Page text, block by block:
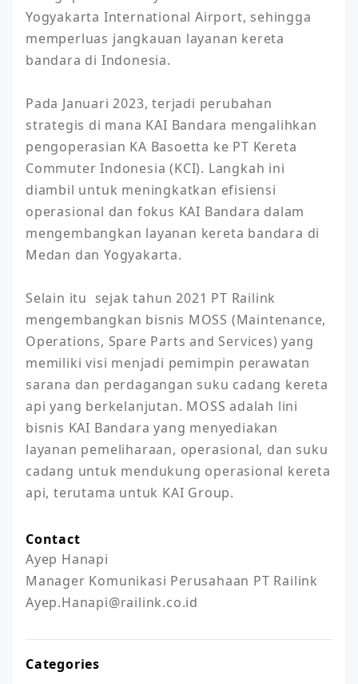
Yogyakarta International Airport, sehingga
memperluas jangkauan layanan kereta
bandara di Indonesia.
Pada Januari 2023, terjadi perubahan
strategis di mana KAI Bandara mengalihkan
pengoperasian KA Basoetta ke PT Kereta
Commuter Indonesia (KCI). Langkah ini
diambil untuk meningkatkan efisiensi
operasional dan fokus KAI Bandara dalam
mengembangkan layanan kereta bandara di
Medan dan Yogyakarta.
Selain itu  sejak tahun 2021 PT Railink
mengembangkan bisnis MOSS (Maintenance,
Operations, Spare Parts and Services) yang
memiliki visi menjadi pemimpin perawatan
sarana dan perdagangan suku cadang kereta
api yang berkelanjutan. MOSS adalah lini
bisnis KAI Bandara yang menyediakan
layanan pemeliharaan, operasional, dan suku
cadang untuk mendukung operasional kereta
Contact
Ayep Hanapi
Manager Komunikasi Perusahaan PT Railink
Ayep.Hanapi@railink.co.id
Categories